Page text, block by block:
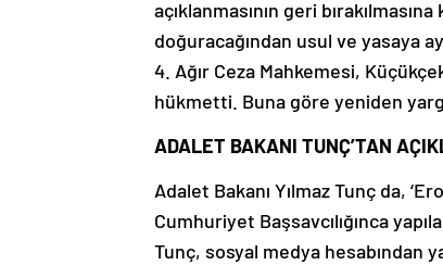
açıklanmasının geri
doğuracağından usul ve yasaya
4. Ağır Ceza Mahkemesi,
hükmetti. Buna göre yeniden
ADALET BAKANI TUNÇ’TAN
Adalet Bakanı Yılmaz Tunç da,
Cumhuriyet Başsavcılığınca
Tunç, sosyal medya hesabından